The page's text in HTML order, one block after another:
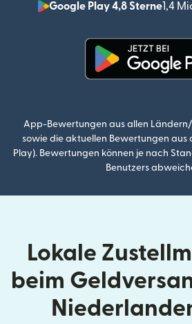
Google Play 4,8 Sterne1,4
App-Bewertungen aus allen
sowie die aktuellen Bewertungen aus
Play). Bewertungen können je nach
Benutzers
Lokale
beim